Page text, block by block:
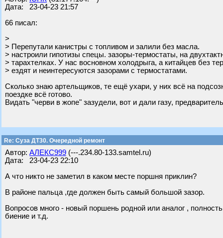
Дата: 23-04-23 21:57
66 писал:
>
> Перепутали канистры с топливом и залили без масла.
> настроили гипотизы спецы. зазоры-термостаты, на
> тарахтелках. У нас восновном холодрыга, а китайцев без
> ездят и неинтересуются зазорами с термостатами.
Сколько знаю артельщиков, те ещё ухари, у них всё на
поездке всё готово.
Видать "черви в жопе" зазудели, вот и дали газу,
Re: Суза ДТ30. Очередной ремонт
Автор: АЛЕКС999 (---.234.80-133.samtel.ru)
Дата: 23-04-23 22:10
А что никто не заметил в каком месте поршня приклин?
В районе пальца ,где должен быть самый большой зазор.
Вопросов много - новый поршень родной или аналог ,
биение и т.д.